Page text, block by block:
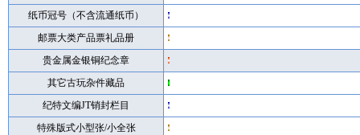
纸币冠号（不含流通纸币）
邮票大类产品票礼品册
贵金属金银铜纪念章
其它古玩杂件藏品
纪特文编JT销封栏目
特殊版式小型张/小全张